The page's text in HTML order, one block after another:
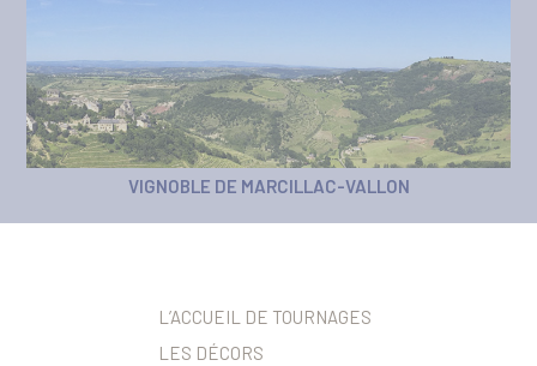
VIGNOBLE DE MARCILLAC-VALLON
L’ACCUEIL DE TOURNAGES
LES DÉCORS